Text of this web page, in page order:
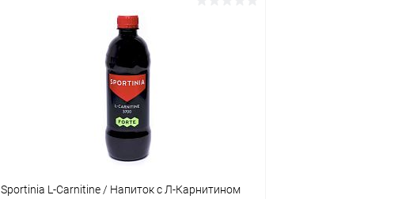
В корзину
Sportinia L-Carnitine / Напиток с Л-Карнитином